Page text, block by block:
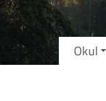
Okul